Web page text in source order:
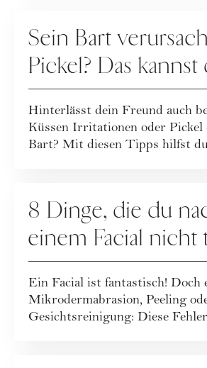
Sein Bart
Pickel? Das
Hinterlässt dein Freund auch
Küssen Irritationen oder Pickel
Bart? Mit diesen Tipps hilfst
8 Dinge, die du
einem Facial nicht
solltest
Ein Facial ist fantastisch! Doch
Mikrodermabrasion, Peeling
Gesichtsreinigung: Diese